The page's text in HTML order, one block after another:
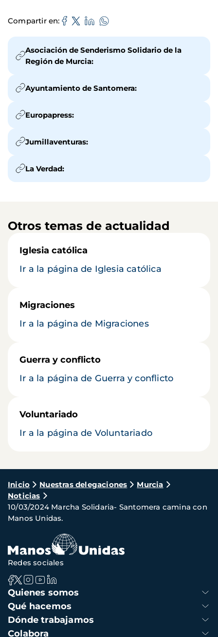
Compartir en
Asociación de Senderismo Solidario de la
Región de Murcia:
Ayuntamiento de Santomera:
Europapress:
Jumillaventuras:
La Verdad:
Otros temas de actualidad
Iglesia católica
Ir a la página de Iglesia católica
Migraciones
Ir a la página de Migraciones
Guerra y conflicto
Ir a la página de Guerra y conflicto
Voluntariado
Ir a la página de Voluntariado
Ruta
de
navegación
Inicio Nuestras delegaciones
Murcia
Noticias
10/03/2024 Marcha Solidaria- Santomera camina con
Manos Unidas.
Navegación
principal
Quienes somos
Qué hacemos
Dónde trabajamos
Colabora
Redes sociales